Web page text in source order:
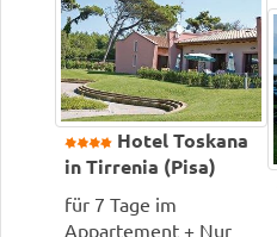
Hotel Toskana
in Tirrenia (Pisa)
für 7 Tage im
Appartement + Nur